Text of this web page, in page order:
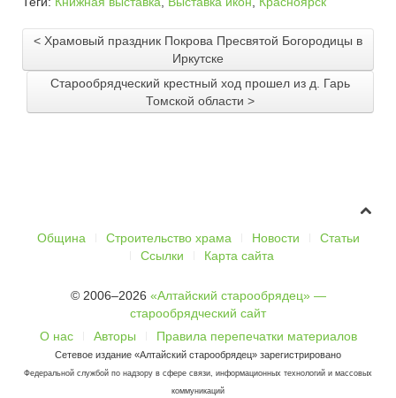
< Храмовый праздник Покрова Пресвятой Богородицы в
Иркутске
Старообрядческий крестный ход прошел из д. Гарь
Томской области >
Община Строительство храма Новости
Статьи
Ссылки
Карта сайта
© 2006–2026 «Алтайский старообрядец» —
старообрядческий сайт
О нас
Авторы Правила перепечатки материалов
Сетевое издание «Алтайский старообрядец» зарегистрировано
Федеральной службой по надзору в сфере связи, информационных технологий и массовых
коммуникаций